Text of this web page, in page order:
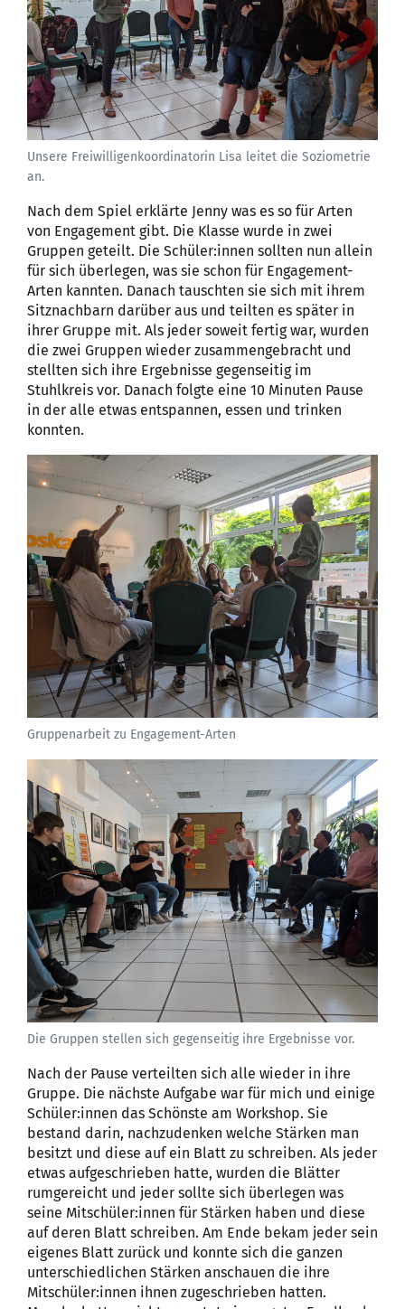
Unsere Freiwilligenkoordinatorin Lisa leitet die Soziometrie
an.
Nach dem Spiel erklärte Jenny was es so für Arten
von Engagement gibt. Die Klasse wurde in zwei
Gruppen geteilt. Die Schüler:innen sollten nun allein
für sich überlegen, was sie schon für Engagement-
Arten kannten. Danach tauschten sie sich mit ihrem
Sitznachbarn darüber aus und teilten es später in
ihrer Gruppe mit. Als jeder soweit fertig war, wurden
die zwei Gruppen wieder zusammengebracht und
stellten sich ihre Ergebnisse gegenseitig im
Stuhlkreis vor. Danach folgte eine 10 Minuten Pause
in der alle etwas entspannen, essen und trinken
konnten.
Gruppenarbeit zu Engagement-Arten
Die Gruppen stellen sich gegenseitig ihre Ergebnisse vor.
Nach der Pause verteilten sich alle wieder in ihre
Gruppe. Die nächste Aufgabe war für mich und einige
Schüler:innen das Schönste am Workshop. Sie
bestand darin, nachzudenken welche Stärken man
besitzt und diese auf ein Blatt zu schreiben. Als jeder
etwas aufgeschrieben hatte, wurden die Blätter
rumgereicht und jeder sollte sich überlegen was
seine Mitschüler:innen für Stärken haben und diese
auf deren Blatt schreiben. Am Ende bekam jeder sein
eigenes Blatt zurück und konnte sich die ganzen
unterschiedlichen Stärken anschauen die ihre
Mitschüler:innen ihnen zugeschrieben hatten.